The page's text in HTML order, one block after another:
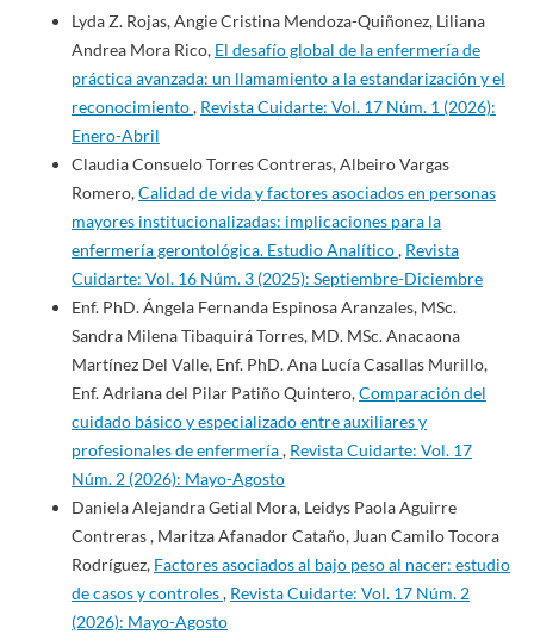
Lyda Z. Rojas, Angie Cristina Mendoza-Quiñonez, Liliana
Andrea Mora Rico, El desafío global de la enfermería de
práctica avanzada: un llamamiento a la estandarización y el
reconocimiento, Revista Cuidarte: Vol. 17 Núm. 1 (2026):
Enero-Abril
Claudia Consuelo Torres Contreras, Albeiro Vargas
Romero,Calidad de vida y factores asociados en personas
mayores institucionalizadas: implicaciones para la
enfermería gerontológica. Estudio Analítico, Revista
Cuidarte: Vol. 16 Núm. 3 (2025): Septiembre-Diciembre
Enf. PhD. Ángela Fernanda Espinosa Aranzales, MSc.
Sandra Milena Tibaquirá Torres, MD. MSc. Anacaona
Martínez Del Valle, Enf. PhD. Ana Lucía Casallas Murillo,
Enf. Adriana del Pilar Patiño Quintero,Comparación del
cuidado básico y especializado entre auxiliares y
profesionales de enfermería, Revista Cuidarte: Vol. 17
Núm. 2 (2026): Mayo-Agosto
Daniela Alejandra Getial Mora, Leidys Paola Aguirre
Contreras , Maritza Afanador Cataño, Juan Camilo Tocora
Rodríguez, Factores asociados al bajo peso al nacer: estudio
de casos y controles, Revista Cuidarte: Vol. 17 Núm. 2
(2026): Mayo-Agosto